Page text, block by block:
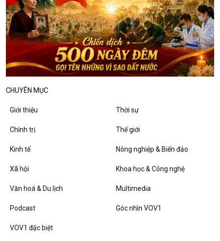
Câu chuyện Thể thao
Infographic
E-Magazine
Bình luận
10 phút Sự kiện - Luận bàn
Câu chuyện thời sự
Dòng chảy sự kiện
Diễn đàn chủ nhật
Chuyện đêm
CHUYÊN MỤC
Giới thiệu Thời sự
Chính trị Thế giới
Kinh tế Nông nghiệp & Biển đảo
Xã hội Khoa học & Công nghệ
Văn hoá & Du lịch Multimedia
Podcast Góc nhìn VOV1
VOV1 đặc biệt